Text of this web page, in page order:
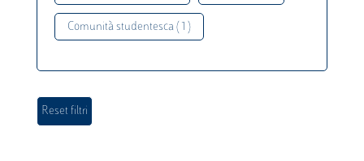
Comunità studentesca ( 1 )